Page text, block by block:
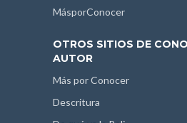
MásporConocer
OTROS SITIOS DE
AUTOR
Más por Conocer
Descritura